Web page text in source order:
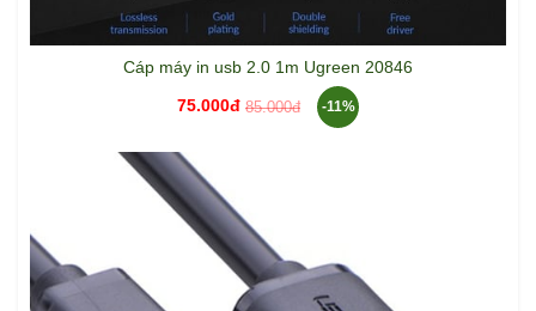
Cáp máy in usb 2.0 1m Ugreen 20846
75.000đ 85.000đ -11%